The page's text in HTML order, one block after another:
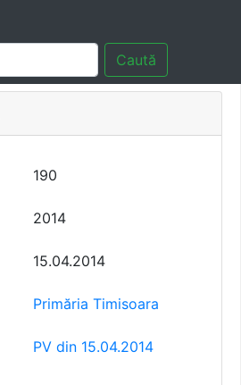
Caută
190
2014
15.04.2014
Primăria Timisoara
PV din 15.04.2014